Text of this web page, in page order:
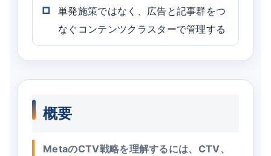
単発施策ではなく、広告と記事群をつ
なぐコンテンツクラスターで管理する
概要
MetaのCTV戦略を理解するには、CTV、